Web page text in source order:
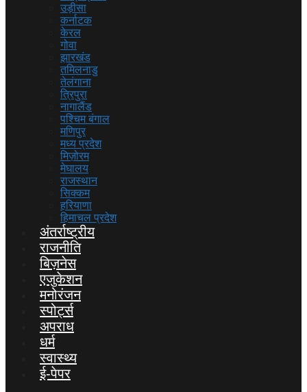
उड़ीसा
कर्नाटक
केरल
गोवा
झारखंड
तमिलनाडु
तेलंगाना
त्रिपुरा
नागालैंड
पश्चिम बंगाल
मणिपुर
मध्य प्रदेश
मिज़ोरम
मेघालय
राजस्थान
सिक्कम
हरियाणा
हिमाचल प्रदेश
अंतर्राष्ट्रीय
राजनीति
बिज़नेस
एजुकेशन
मनोरंजन
स्पोर्ट्स
अपराध
धर्म
स्वास्थ्य
ई-पेपर